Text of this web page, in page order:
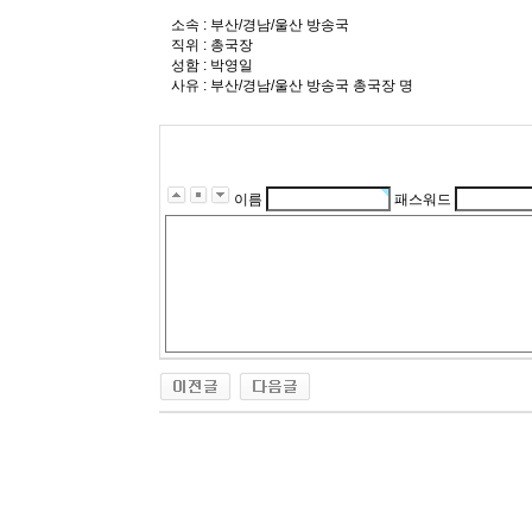
소속 : 부산/경남/울산 방송국
직위 : 총국장
성함 : 박영일
사유 : 부산/경남/울산 방송국 총국장 명
이름 패스워드